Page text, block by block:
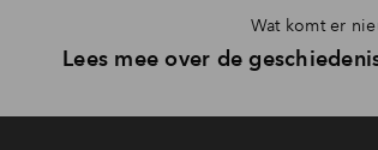
Wat komt er
Lees mee over de